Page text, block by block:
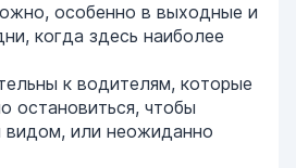
особенно в выходные и
когда здесь наиболее
к водителям, которые
остановиться, чтобы
видом, или неожиданно